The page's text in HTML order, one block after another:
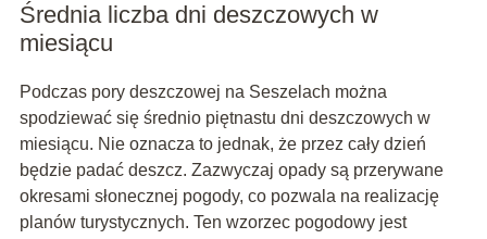
Średnia liczba dni deszczowych w
miesiącu
Podczas pory deszczowej na Seszelach można
spodziewać się średnio piętnastu dni deszczowych w
miesiącu. Nie oznacza to jednak, że przez cały dzień
będzie padać deszcz. Zazwyczaj opady są przerywane
okresami słonecznej pogody, co pozwala na realizację
planów turystycznych. Ten wzorzec pogodowy jest